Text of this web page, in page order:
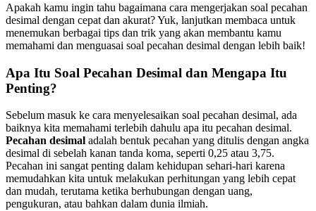
Apakah kamu ingin tahu bagaimana cara mengerjakan soal pecahan
desimal dengan cepat dan akurat? Yuk, lanjutkan membaca untuk
menemukan berbagai tips dan trik yang akan membantu kamu
memahami dan menguasai soal pecahan desimal dengan lebih baik!
Apa Itu Soal Pecahan Desimal dan Mengapa Itu
Penting?
Sebelum masuk ke cara menyelesaikan soal pecahan desimal, ada
baiknya kita memahami terlebih dahulu apa itu pecahan desimal.
Pecahan desimal adalah bentuk pecahan yang ditulis dengan angka
desimal di sebelah kanan tanda koma, seperti 0,25 atau 3,75.
Pecahan ini sangat penting dalam kehidupan sehari-hari karena
memudahkan kita untuk melakukan perhitungan yang lebih cepat
dan mudah, terutama ketika berhubungan dengan uang,
pengukuran, atau bahkan dalam dunia ilmiah.